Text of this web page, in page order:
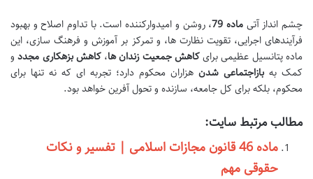
چشم انداز آتیماده 79
، روشن و امیدوارکننده است. با تداوم اصلاح و بهبود
فرآیندهای اجرایی، تقویت نظارت ها، و تمرکز بر آموزش و فرهنگ سازی، این
ماده پتانسیل عظیمی برایکاهش جمعیت زندان ها،کاهش بزهکاری مجددو
کمک به بازاجتماعی شدن هزاران محکوم دارد؛ تجربه ای که نه تنها برای
محکوم، بلکه برای کل جامعه، سازنده و تحول آفرین خواهد بود.
مطالب مرتبط سایت:
ماده 46 قانون مجازات اسلامی | تفسیر و نکات
حقوقی مهم